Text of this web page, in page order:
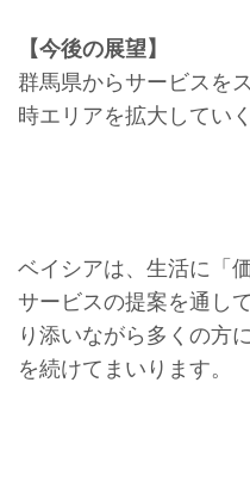
【今後の展望】
群馬県からサービスを
時エリアを拡大してい
ベイシアは、生活に「
サービスの提案を通し
り添いながら多くの方
を続けてまいります。